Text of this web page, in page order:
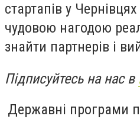
стартапів у
чудовою нагодою
знайти партнерів і
Підписуйтесь на нас в
Державні програми